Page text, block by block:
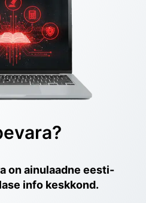
on ainulaadne eesti-
info keskkond.